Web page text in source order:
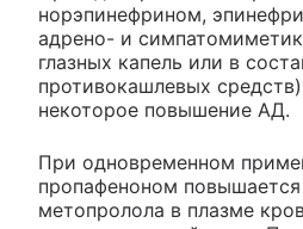
норэпинефрином,
адрено- и
глазных капель или в
противокашлевых
некоторое повышение АД.
При одновременном
пропафеноном
метопролола в плазме